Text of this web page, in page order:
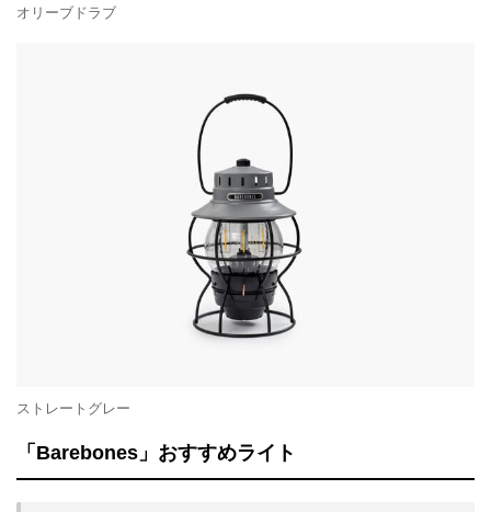
オリーブドラブ
ストレートグレー
「Barebones」おすすめライト